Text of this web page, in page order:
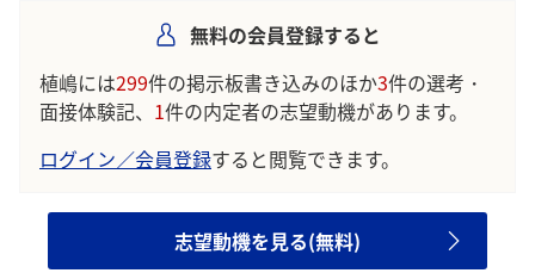
無料の会員登録すると
植嶋には299件の掲示板書き込みのほか3件の選考・
面接体験記、 1件の内定者の志望動機があります。
ログイン／会員登録すると閲覧できます。
志望動機を見る(無料)